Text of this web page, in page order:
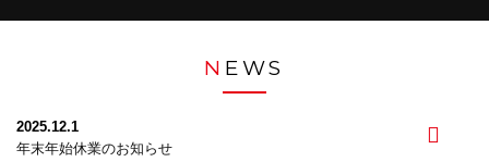
N EWS
2025.12.1
年末年始休業のお知らせ